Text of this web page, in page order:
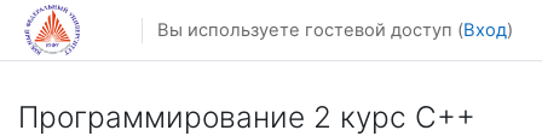
Перейти к основному содержанию
Вы используете гостевой доступ (Вход)
Программирование 2 курс С++